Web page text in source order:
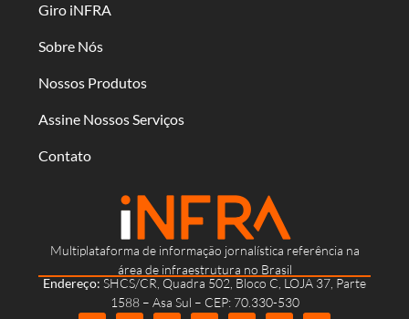
Multiplataforma de informação jornalística referência na
área de infraestrutura no Brasil
Endereço: SHCS/CR, Quadra 502, Bloco C, LOJA 37, Parte
1588 – Asa Sul – CEP: 70.330-530
Giro iNFRA
Sobre Nós
Nossos Produtos
Assine Nossos Serviços
Contato